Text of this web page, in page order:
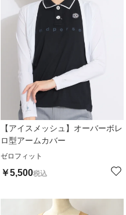
【アイスメッシュ】オーバーボレ
ロ型アームカバー
ゼロフィット
￥5,500税込